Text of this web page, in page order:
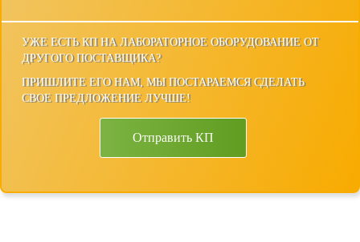
УЖЕ ЕСТЬ КП НА ЛАБОРАТОРНОЕ ОБОРУДОВАНИЕ ОТ
ДРУГОГО ПОСТАВЩИКА?
ПРИШЛИТЕ ЕГО НАМ, МЫ ПОСТАРАЕМСЯ СДЕЛАТЬ
СВОЕ ПРЕДЛОЖЕНИЕ ЛУЧШЕ!
Отправить КП